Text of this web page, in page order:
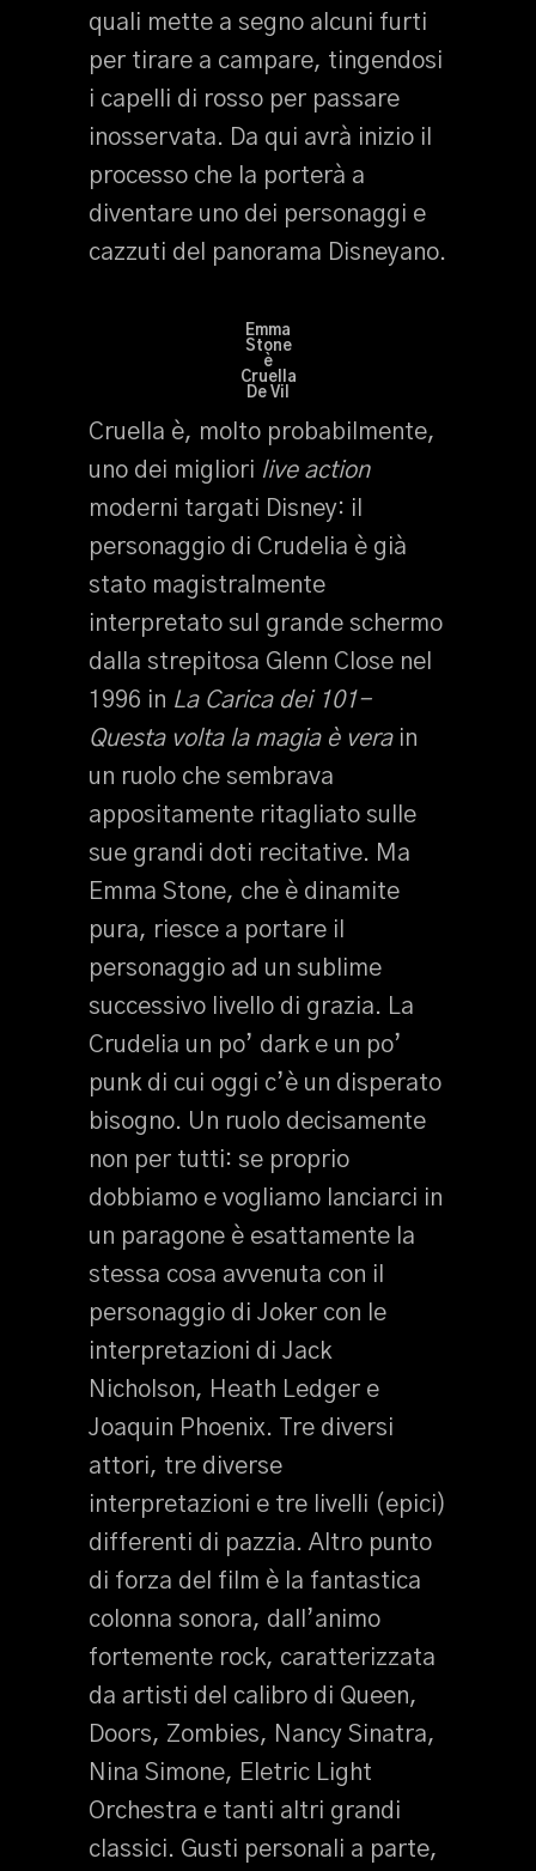
quali mette a segno alcuni furti
per tirare a campare, tingendosi
i capelli di rosso per passare
inosservata. Da qui avrà inizio il
processo che la porterà a
diventare uno dei personaggi e
cazzuti del panorama Disneyano.
Emma
Stone
è
Cruella
De Vil
Cruella è, molto probabilmente,
uno dei migliori live action
moderni targati Disney: il
personaggio di Crudelia è già
stato magistralmente
interpretato sul grande schermo
dalla strepitosa Glenn Close nel
1996 in La Carica dei 101-
Questa volta la magia è verain
un ruolo che sembrava
appositamente ritagliato sulle
sue grandi doti recitative. Ma
Emma Stone, che è dinamite
pura, riesce a portare il
personaggio ad un sublime
successivo livello di grazia. La
Crudelia un po’ dark e un po’
punk di cui oggi c’è un disperato
bisogno. Un ruolo decisamente
non per tutti: se proprio
dobbiamo e vogliamo lanciarci in
un paragone è esattamente la
stessa cosa avvenuta con il
personaggio di Joker con le
interpretazioni di Jack
Nicholson, Heath Ledger e
Joaquin Phoenix. Tre diversi
attori, tre diverse
interpretazioni e tre livelli (epici)
differenti di pazzia. Altro punto
di forza del film è la fantastica
colonna sonora, dall’animo
fortemente rock, caratterizzata
da artisti del calibro di Queen,
Doors, Zombies, Nancy Sinatra,
Nina Simone, Eletric Light
Orchestra e tanti altri grandi
classici. Gusti personali a parte,